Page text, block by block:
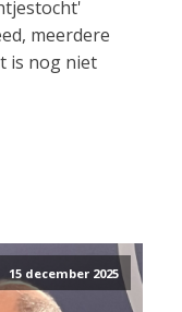
meerdere
is nog niet
15 december 2025